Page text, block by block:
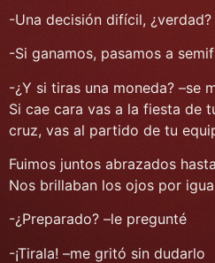
-Una decisión difícil, ¿verdad?
-Si ganamos, pasamos a
-¿Y si tiras una moneda? –se
Si cae cara vas a la fiesta de
cruz, vas al partido de tu
Fuimos juntos abrazados
Nos brillaban los ojos por
-¿Preparado? –le pregunté
-¡Tirala! –me gritó sin dudarlo